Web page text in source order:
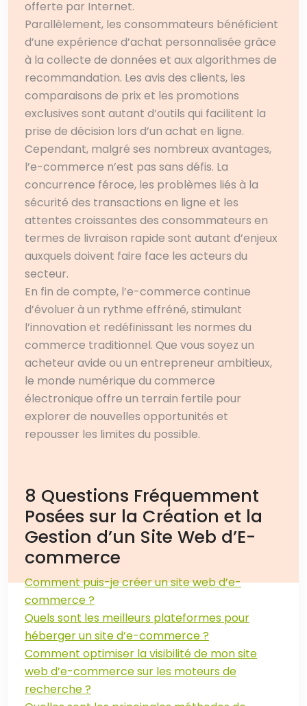
offerte par Internet.
Parallèlement, les consommateurs bénéficient
d’une expérience d’achat personnalisée grâce
à la collecte de données et aux algorithmes de
recommandation. Les avis des clients, les
comparaisons de prix et les promotions
exclusives sont autant d’outils qui facilitent la
prise de décision lors d’un achat en ligne.
Cependant, malgré ses nombreux avantages,
l’e-commerce n’est pas sans défis. La
concurrence féroce, les problèmes liés à la
sécurité des transactions en ligne et les
attentes croissantes des consommateurs en
termes de livraison rapide sont autant d’enjeux
auxquels doivent faire face les acteurs du
secteur.
En fin de compte, l’e-commerce continue
d’évoluer à un rythme effréné, stimulant
l’innovation et redéfinissant les normes du
commerce traditionnel. Que vous soyez un
acheteur avide ou un entrepreneur ambitieux,
le monde numérique du commerce
électronique offre un terrain fertile pour
explorer de nouvelles opportunités et
repousser les limites du possible.
8 Questions Fréquemment
Posées sur la Création et la
Gestion d’un Site Web d’E-
commerce
Comment puis-je créer un site web d’e-
commerce ?
Quels sont les meilleurs plateformes pour
héberger un site d’e-commerce ?
Comment optimiser la visibilité de mon site
web d’e-commerce sur les moteurs de
recherche ?